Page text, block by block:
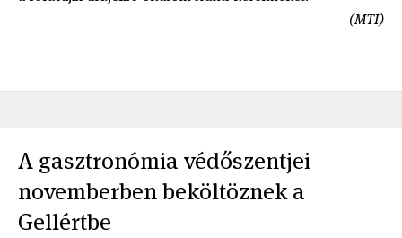
(MTI)
A gasztronómia védőszentjei
novemberben beköltöznek a
Gellértbe